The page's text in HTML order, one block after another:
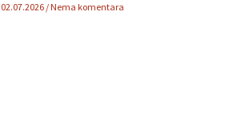
02.07.2026 Nema komentara